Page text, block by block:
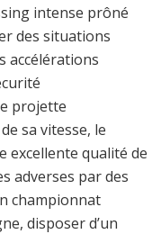
intense prôné
des situations
accélérations
projette
sa vitesse, le
excellente qualité de
adverses par des
championnat
disposer d’un